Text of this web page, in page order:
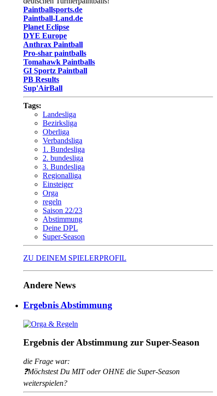
Paintballsports.de
Paintball-Land.de
Planet Eclipse
DYE Europe
Anthrax Paintball
Pro-shar paintballs
Tomahawk Paintballs
GI Sportz Paintball
PB Results
Sup'AirBall
Tags:
Landesliga
Bezirksliga
Oberliga
Verbandsliga
1. Bundesliga
2. bundesliga
3. Bundesliga
Regionalliga
Einsteiger
Orga
regeln
Saison 22/23
Abstimmung
Deine DPL
Super-Season
ZU DEINEM SPIELERPROFIL
Andere News
Ergebnis Abstimmung
Ergebnis der Abstimmung zur Super-Season
die Frage war:
❓Möchstest Du MIT oder OHNE die Super-Season
weiterspielen?